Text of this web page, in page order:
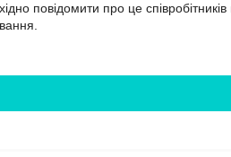
повідомити про це